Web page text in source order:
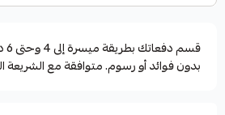
بدون فوائد أو رسوم. متوافقة مع